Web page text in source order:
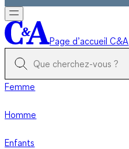
Page d’accueil C&A
Femme
Homme
Enfants